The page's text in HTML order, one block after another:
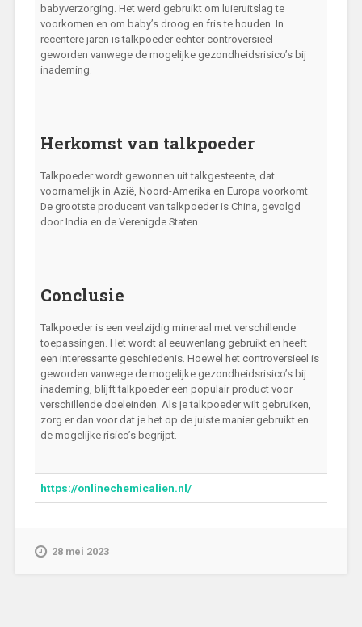
babyverzorging. Het werd gebruikt om luieruitslag te
voorkomen en om baby’s droog en fris te houden. In
recentere jaren is talkpoeder echter controversieel
geworden vanwege de mogelijke gezondheidsrisico’s bij
inademing.
Herkomst van talkpoeder
Talkpoeder wordt gewonnen uit talkgesteente, dat
voornamelijk in Azië, Noord-Amerika en Europa voorkomt.
De grootste producent van talkpoeder is China, gevolgd
door India en de Verenigde Staten.
Conclusie
Talkpoeder is een veelzijdig mineraal met verschillende
toepassingen. Het wordt al eeuwenlang gebruikt en heeft
een interessante geschiedenis. Hoewel het controversieel is
geworden vanwege de mogelijke gezondheidsrisico’s bij
inademing, blijft talkpoeder een populair product voor
verschillende doeleinden. Als je talkpoeder wilt gebruiken,
zorg er dan voor dat je het op de juiste manier gebruikt en
de mogelijke risico’s begrijpt.
https://onlinechemicalien.nl/
28 mei 2023